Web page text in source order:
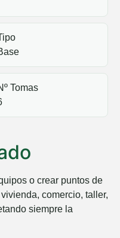
Tomas
o crear puntos de
comercio, taller,
siempre la